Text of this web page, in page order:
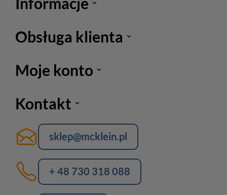
Obsługa klienta
Moje konto
Kontakt
sklep@mcklein.pl
+ 48 730 318 088